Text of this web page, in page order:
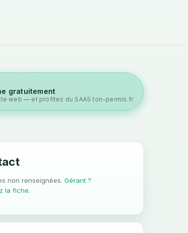
gratuitement
web — et profitez du SAAS ton-permis.fr
non renseignées. Gérant ?
la fiche.